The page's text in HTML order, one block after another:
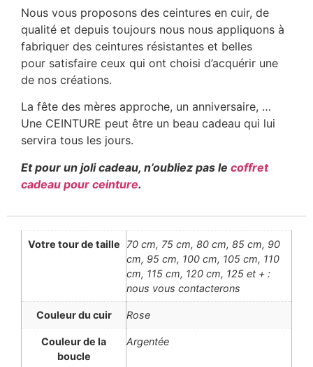
Nous vous proposons des ceintures en cuir, de
qualité et depuis toujours nous nous appliquons à
fabriquer des ceintures résistantes et belles
pour satisfaire ceux qui ont choisi d’acquérir une
de nos créations.
La fête des mères approche, un anniversaire, …
Une CEINTURE peut être un beau cadeau qui lui
servira tous les jours.
Et pour un joli cadeau, n’oubliez pas le coffret
cadeau pour ceinture.
Votre tour de taille
70 cm, 75 cm, 80 cm, 85 cm, 90
cm, 95 cm, 100 cm, 105 cm, 110
cm, 115 cm, 120 cm, 125 et + :
nous vous contacterons
Couleur du cuir Rose
Couleur de la
boucle
Argentée